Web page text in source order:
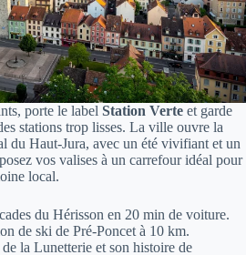
porte le label Station Verte et garde
stations trop lisses. La ville ouvre la
du Haut-Jura, avec un été vivifiant et un
vos valises à un carrefour idéal pour
local.
du Hérisson en 20 min de voiture.
de ski de Pré-Poncet à 10 km.
la Lunetterie et son histoire de